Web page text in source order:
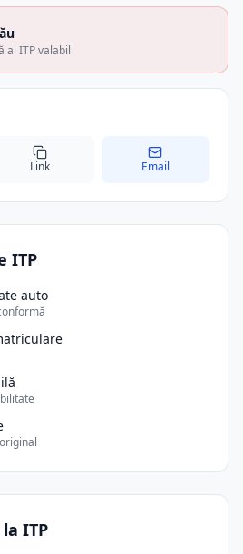
ITP
auto
ITP
ai ITP valabil
Link Email